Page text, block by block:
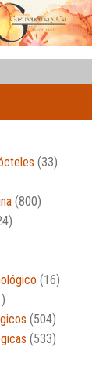
(33)
(800)
(16)
(504)
(533)